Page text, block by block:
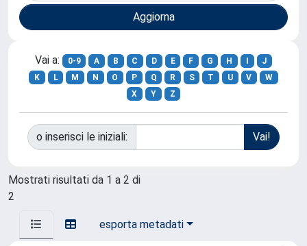
Vai a: 0-9 A B C D E F G H
J
K
L M N O P Q R S T U V
W
X
Y Z
o inserisci le iniziali:
Mostrati risultati da 1 a 2 di
2
esporta metadati